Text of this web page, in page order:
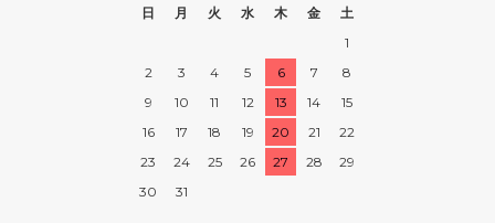
日
月 火 水 木 金
土
1
2
3 4 5 6 7
8
9
10 11 12 13 14
15
16
17 18 19 20 21
22
23
24 25 26 27 28
29
30
31